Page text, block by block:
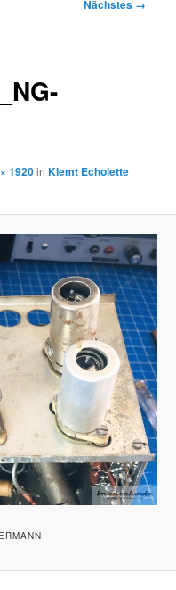
Nächstes →
1920inKlemt Echolette